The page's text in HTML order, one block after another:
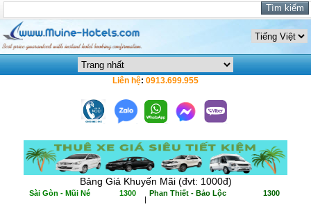
Liên hệ: 0913.699.955
Bảng Giá Khuyến Mãi (đvt: 1000đ)
Sài Gòn - Mũi Né 1300
|
Phan Thiết - Bảo Lộc 1300